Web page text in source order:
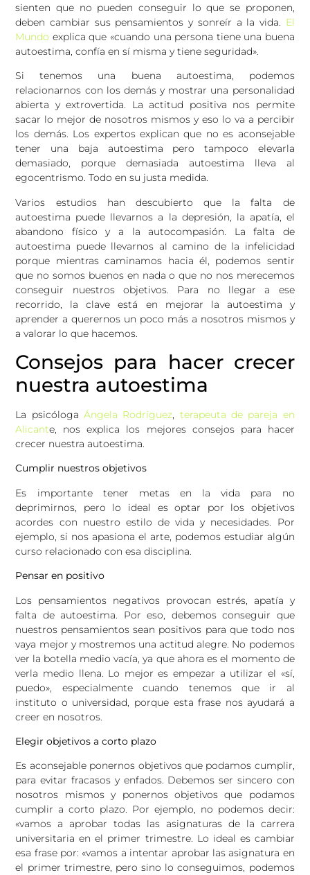
sienten que no pueden conseguir lo que se proponen,
deben cambiar sus pensamientos y sonreír a la vida. El
Mundo explica que «cuando una persona tiene una buena
autoestima, confía en sí misma y tiene seguridad».
Si tenemos una buena autoestima, podemos
relacionarnos con los demás y mostrar una personalidad
abierta y extrovertida. La actitud positiva nos permite
sacar lo mejor de nosotros mismos y eso lo va a percibir
los demás. Los expertos explican que no es aconsejable
tener una baja autoestima pero tampoco elevarla
demasiado, porque demasiada autoestima lleva al
egocentrismo. Todo en su justa medida.
Varios estudios han descubierto que la falta de
autoestima puede llevarnos a la depresión, la apatía, el
abandono físico y a la autocompasión. La falta de
autoestima puede llevarnos al camino de la infelicidad
porque mientras caminamos hacia él, podemos sentir
que no somos buenos en nada o que no nos merecemos
conseguir nuestros objetivos. Para no llegar a ese
recorrido, la clave está en mejorar la autoestima y
aprender a querernos un poco más a nosotros mismos y
a valorar lo que hacemos.
Consejos para hacer crecer
nuestra autoestima
La psicólogaÁngela Rodríguez, terapeuta de pareja en
Alicante, nos explica los mejores consejos para hacer
crecer nuestra autoestima.
Cumplir nuestros objetivos
Es importante tener metas en la vida para no
deprimirnos, pero lo ideal es optar por los objetivos
acordes con nuestro estilo de vida y necesidades. Por
ejemplo, si nos apasiona el arte, podemos estudiar algún
curso relacionado con esa disciplina.
Pensar en positivo
Los pensamientos negativos provocan estrés, apatía y
falta de autoestima. Por eso, debemos conseguir que
nuestros pensamientos sean positivos para que todo nos
vaya mejor y mostremos una actitud alegre. No podemos
ver la botella medio vacía, ya que ahora es el momento de
verla medio llena. Lo mejor es empezar a utilizar el «sí,
puedo», especialmente cuando tenemos que ir al
instituto o universidad, porque esta frase nos ayudará a
creer en nosotros.
Elegir objetivos a corto plazo
Es aconsejable ponernos objetivos que podamos cumplir,
para evitar fracasos y enfados. Debemos ser sincero con
nosotros mismos y ponernos objetivos que podamos
cumplir a corto plazo. Por ejemplo, no podemos decir:
«vamos a aprobar todas las asignaturas de la carrera
universitaria en el primer trimestre. Lo ideal es cambiar
esa frase por: «vamos a intentar aprobar las asignatura en
el primer trimestre, pero sino lo conseguimos, podemos